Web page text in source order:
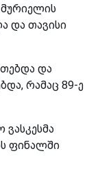
მურიელის
და თავისი
და
რამაც 89-ე
ფინალში